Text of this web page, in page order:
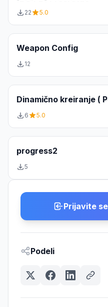
22 5.0
Weapon Config
12
Dinamično kreiranje (
zaključavanje.
6 5.0
progress2
5
Prijavite
Podeli